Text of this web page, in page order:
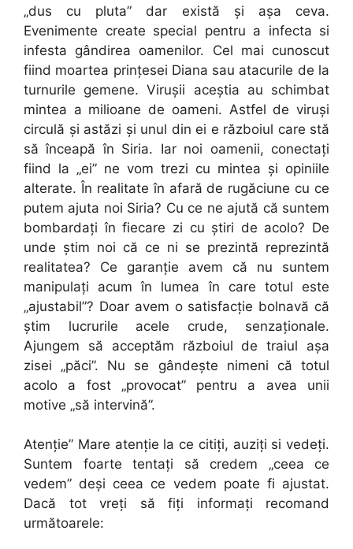
„dus cu pluta” dar există şi aşa ceva.
Evenimente create special pentru a infecta si
infesta gândirea oamenilor. Cel mai cunoscut
fiind moartea prinţesei Diana sau atacurile de la
turnurile gemene. Viruşii aceştia au schimbat
mintea a milioane de oameni. Astfel de viruşi
circulă şi astăzi şi unul din ei e războiul care stă
să înceapă în Siria. Iar noi oamenii, conectaţi
fiind la „ei” ne vom trezi cu mintea şi opiniile
alterate. În realitate în afară de rugăciune cu ce
putem ajuta noi Siria? Cu ce ne ajută că suntem
bombardaţi în fiecare zi cu ştiri de acolo? De
unde ştim noi că ce ni se prezintă reprezintă
realitatea? Ce garanţie avem că nu suntem
manipulaţi acum în lumea în care totul este
„ajustabil”? Doar avem o satisfacţie bolnavă că
ştim lucrurile acele crude, senzaţionale.
Ajungem să acceptăm războiul de traiul aşa
zisei „păci”. Nu se gândeşte nimeni că totul
acolo a fost „provocat” pentru a avea unii
motive „să intervină”.
Atenţie” Mare atenţie la ce citiţi, auziţi si vedeţi.
Suntem foarte tentaţi să credem „ceea ce
vedem” deşi ceea ce vedem poate fi ajustat.
Dacă tot vreţi să fiţi informaţi recomand
următoarele: